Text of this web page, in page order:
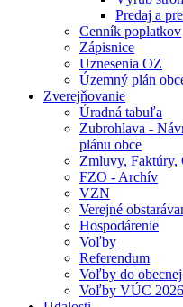
Predaj a
Cenník poplatkov
Zápisnice
Uznesenia OZ
Územný plán
Zverejňovanie
Úradná tabuľa
Zubrohlava -
plánu obce
Zmluvy, Faktúry,
FZO - Archív
VZN
Verejné
Hospodárenie
Voľby
Referendum
Voľby do
Voľby VÚC 2026